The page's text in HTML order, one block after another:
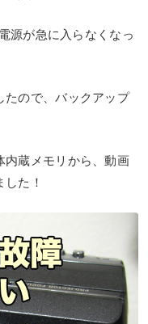
源が急に入らなくなっ
たので、バックアップ
内蔵メモリから、動画
た！